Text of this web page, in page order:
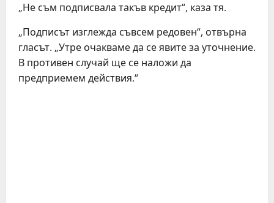
„Не съм подписвала такъв кредит“, каза тя.
„Подписът изглежда съвсем редовен“, отвърна
гласът. „Утре очакваме да се явите за уточнение.
В противен случай ще се наложи да
предприемем действия.“